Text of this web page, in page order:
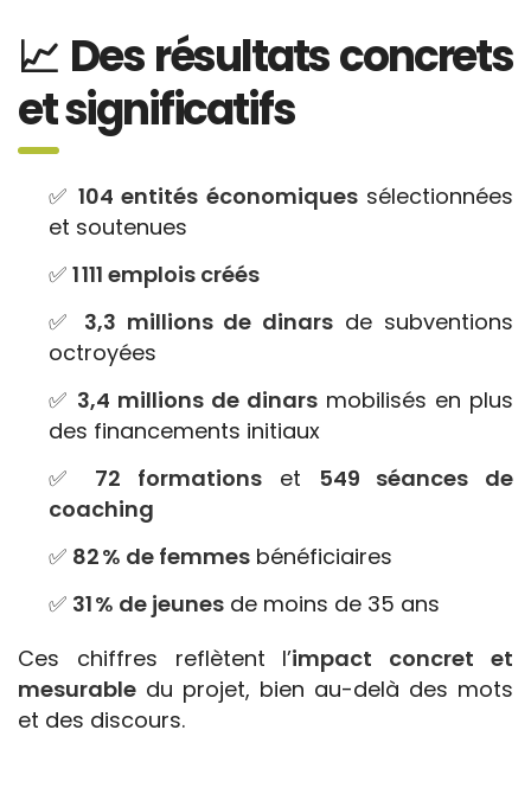
📈 Des résultats concrets
et significatifs
✅ 104 entités économiquessélectionnées
et soutenues
✅ 1 111 emplois créés
✅ 3,3 millions de dinars de subventions
octroyées
✅ 3,4 millions de dinars mobilisés en plus
des financements initiaux
✅ 72 formations et 549 séances de
coaching
✅ 82 % de femmes bénéficiaires
✅ 31 % de jeunes de moins de 35 ans
Ces chiffres reflètent l’impact concret et
mesurable du projet, bien au-delà des mots
et des discours.